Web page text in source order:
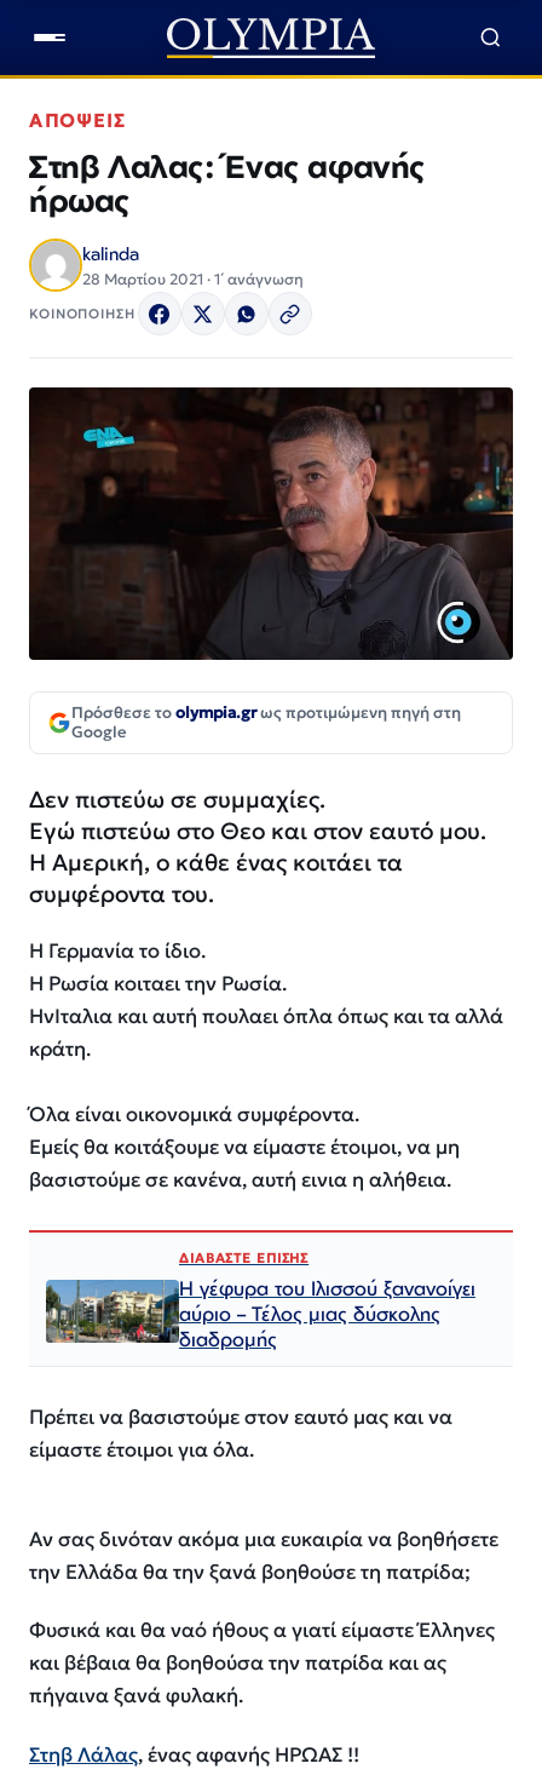
ΑΠΟΨΕΙΣ
Στηβ Λαλας: Ένας αφανής
ήρωας
kalinda
28 Μαρτίου 2021 · 1΄ ανάγνωση
ΚΟΙΝΟΠΟΙΗΣΗ
Πρόσθεσε τοolympia.grως προτιμώμενη πηγή στη
Google
Δεν πιστεύω σε συμμαχίες.
Εγώ πιστεύω στο Θεο και στον εαυτό μου.
Η Αμερική, ο κάθε ένας κοιτάει τα
συμφέροντα του.
Η Γερμανία το ίδιο.
Η Ρωσία κοιταει την Ρωσία.
ΗνΙταλια και αυτή πουλαει όπλα όπως και τα αλλά
κράτη.
Όλα είναι οικονομικά συμφέροντα.
Εμείς θα κοιτάξουμε να είμαστε έτοιμοι, να μη
βασιστούμε σε κανένα, αυτή εινια η αλήθεια.
ΔΙΑΒΑΣΤΕ ΕΠΙΣΗΣ
Η γέφυρα του Ιλισσού ξανανοίγει
αύριο – Τέλος μιας δύσκολης
διαδρομής
Πρέπει να βασιστούμε στον εαυτό μας και να
είμαστε έτοιμοι για όλα.
Αν σας δινόταν ακόμα μια ευκαιρία να βοηθήσετε
την Ελλάδα θα την ξανά βοηθούσε τη πατρίδα;
Φυσικά και θα ναό ήθους α γιατί είμαστε Έλληνες
και βέβαια θα βοηθούσα την πατρίδα και ας
πήγαινα ξανά φυλακή.
Στηβ Λάλας, ένας αφανής ΗΡΩΑΣ !!